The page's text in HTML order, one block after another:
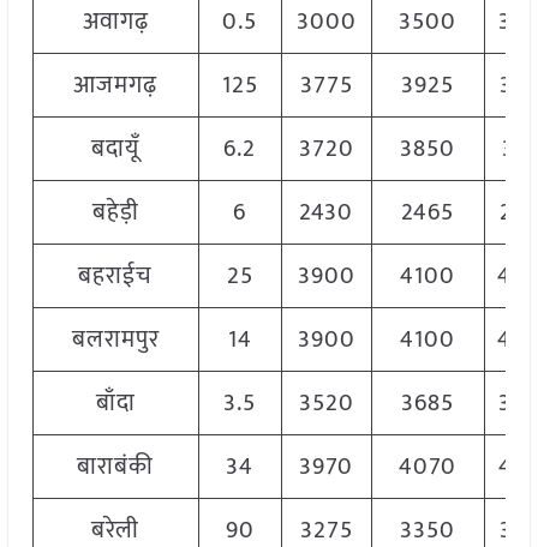
अवागढ़
0.5 3000 3500
आजमगढ़
125 3775 3925
बदायूँ
6.2 3720 3850
बहेड़ी
6 2430 2465
बहराईच
25 3900 4100
बलरामपुर
14 3900 4100
बाँदा
3.5 3520 3685
बाराबंकी
34 3970 4070
बरेली
90 3275 3350